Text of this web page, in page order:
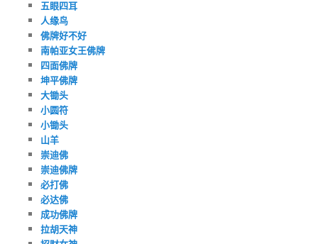
五眼四耳
人缘鸟
佛牌好不好
南帕亚女王佛牌
四面佛牌
坤平佛牌
大锄头
小圆符
小锄头
山羊
崇迪佛
崇迪佛牌
必打佛
必达佛
成功佛牌
拉胡天神